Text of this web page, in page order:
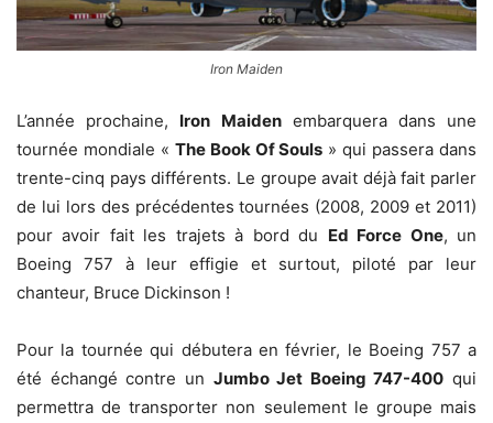
Iron Maiden
L’année prochaine, Iron Maidenembarquera dans une
tournée mondiale « The Book Of Souls » qui passera dans
trente-cinq pays différents. Le groupe avait déjà fait parler
de lui lors des précédentes tournées (2008, 2009 et 2011)
pour avoir fait les trajets à bord du Ed Force One, un
Boeing 757 à leur effigie et surtout, piloté par leur
chanteur, Bruce Dickinson !
Pour la tournée qui débutera en février, le Boeing 757 a
été échangé contre un Jumbo Jet Boeing 747-400 qui
permettra de transporter non seulement le groupe mais